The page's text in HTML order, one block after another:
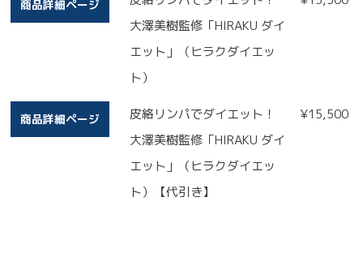
商品詳細ページ
大澤美樹監修「HIRAKU ダイ
エット」（ヒラクダイエッ
ト）
商品詳細ページ
皮絡リンパでダイエット！
大澤美樹監修「HIRAKU ダイ
エット」（ヒラクダイエッ
ト）【代引き】
¥15,500